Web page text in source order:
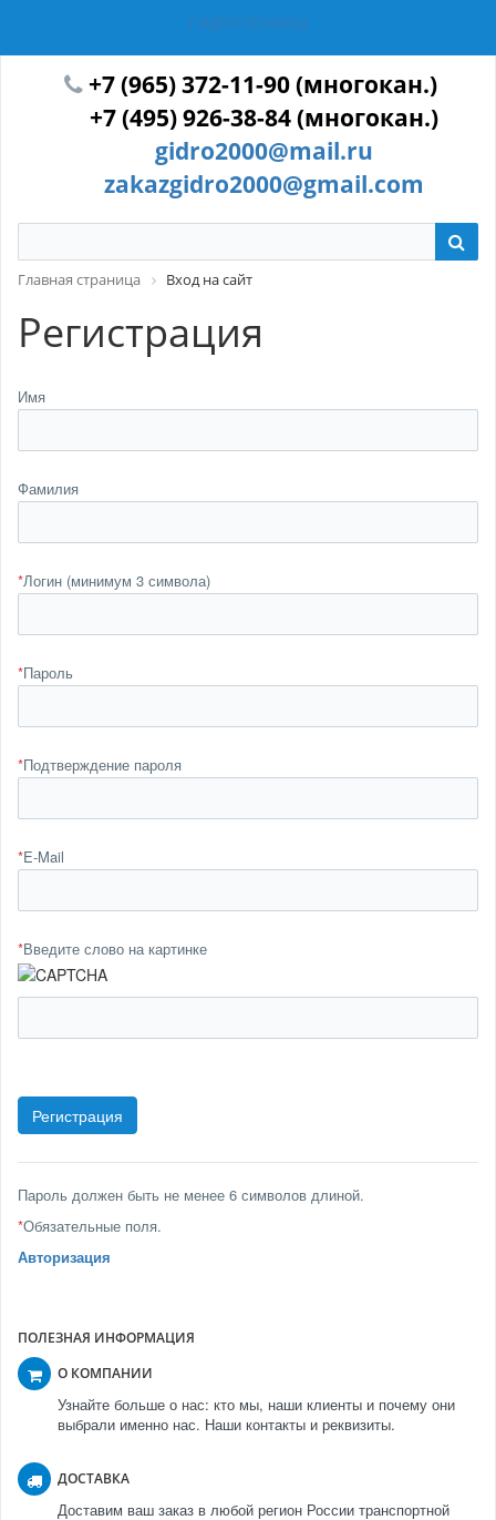
ГИДРОТЕХМАШ
+7 (965) 372-11-90 (многокан.)
+7 (495) 926-38-84 (многокан.)
gidro2000@mail.ru
zakazgidro2000@gmail.com
Главная страница Вход на сайт
Регистрация
Имя
Фамилия
*Логин (минимум 3 символа)
*Пароль
*Подтверждение пароля
*E-Mail
*Введите слово на картинке
Пароль должен быть не менее 6 символов длиной.
*Обязательные поля.
Авторизация
ПОЛЕЗНАЯ ИНФОРМАЦИЯ
О КОМПАНИИ
Узнайте больше о нас: кто мы, наши клиенты и почему они
выбрали именно нас. Наши контакты и реквизиты.
ДОСТАВКА
Доставим ваш заказ в любой регион России транспортной